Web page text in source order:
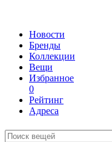
Новости
Бренды
Коллекции
Вещи
Избранное
0
Рейтинг
Адреса